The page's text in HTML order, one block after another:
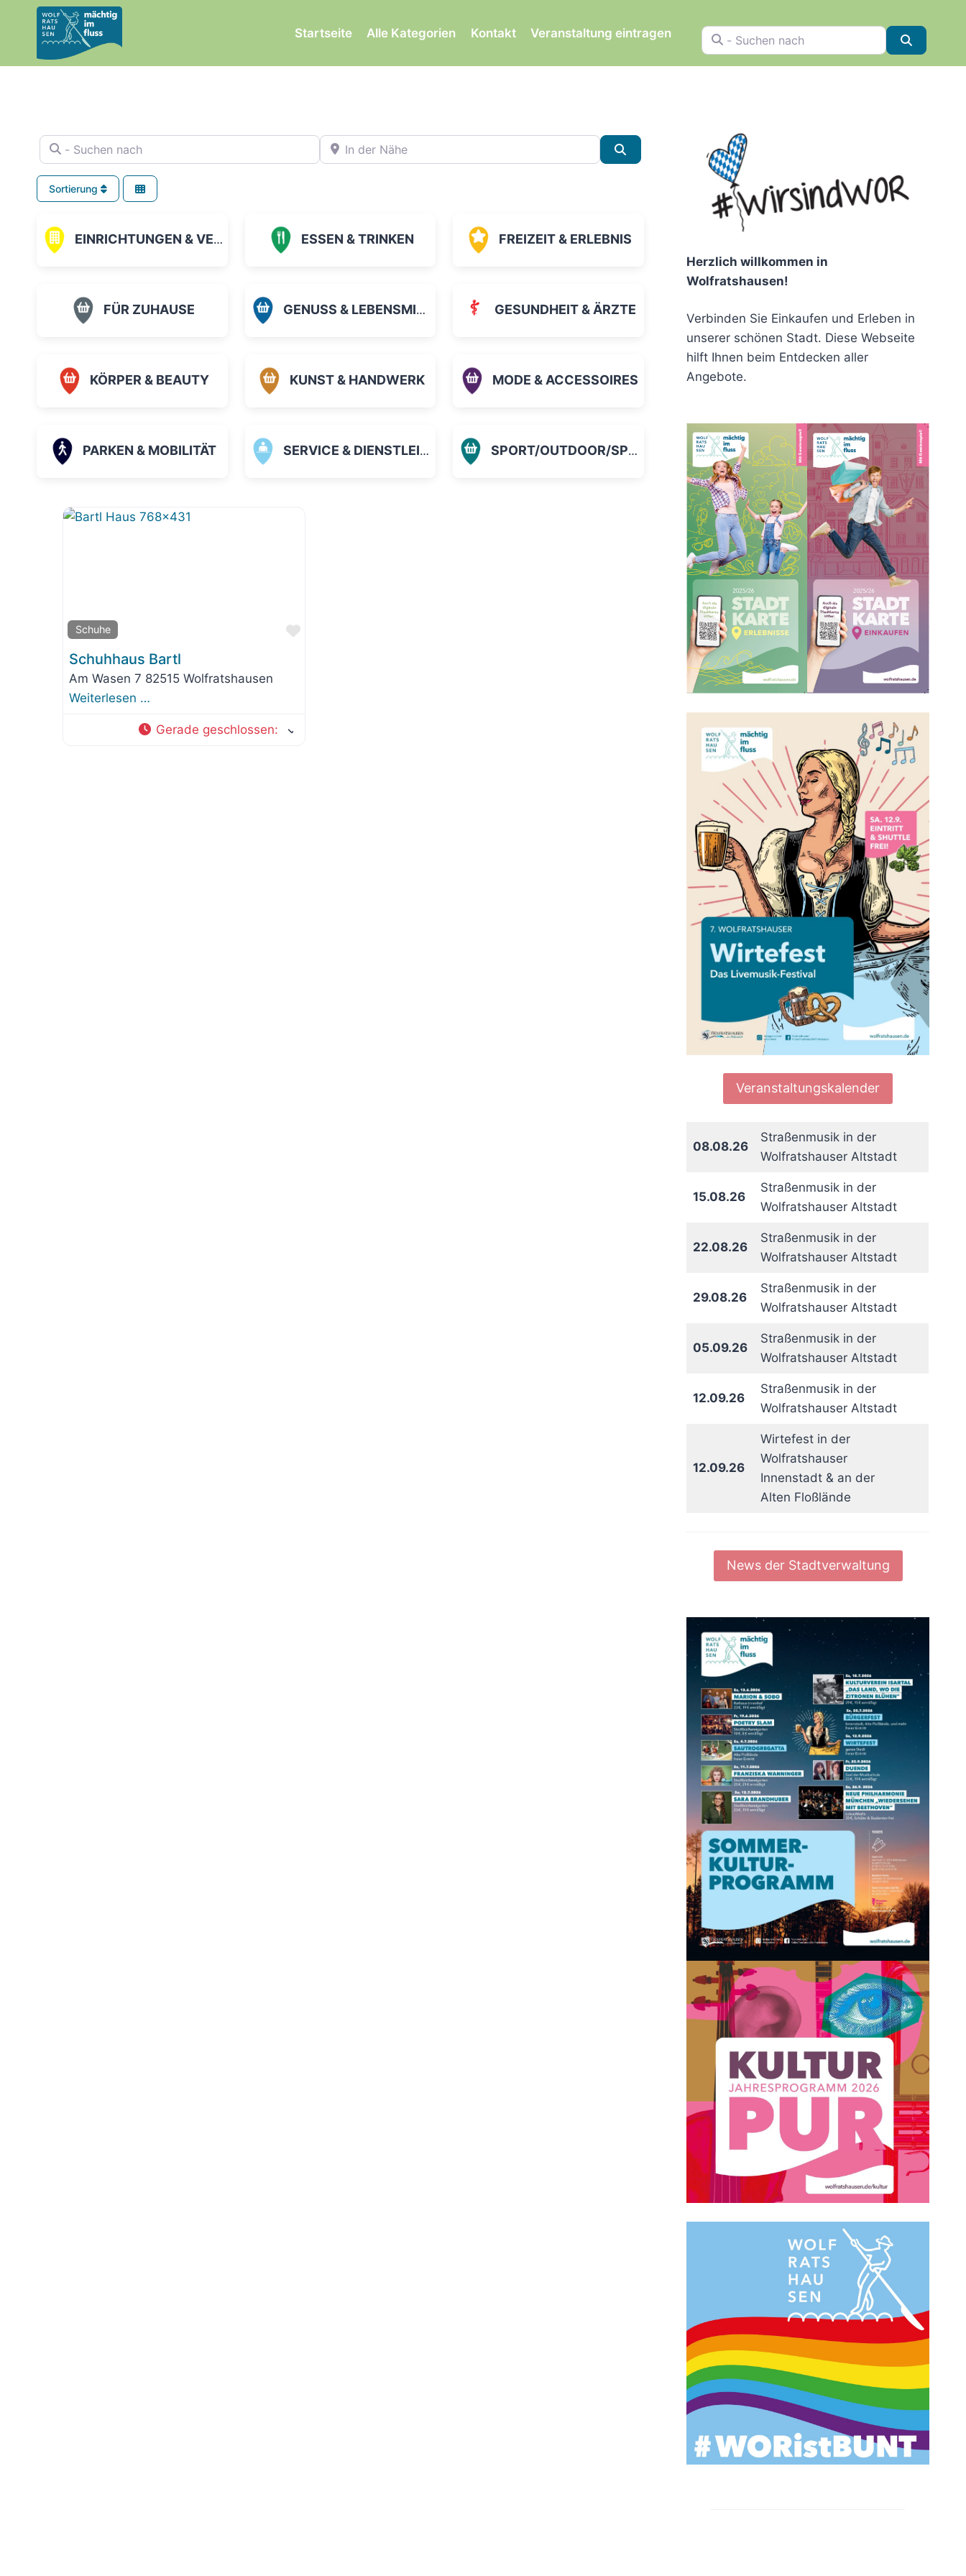
springen
Startseite Alle Kategorien Kontakt Veranstaltung eintragen - Suchen nach
- Suchen nach In der Nähe
Sortierung
EINRICHTUNGEN & VEREINE ESSEN & TRINKEN FREIZEIT & ERLEBNIS
FÜR ZUHAUSE GENUSS & LEBENSMITTEL GESUNDHEIT & ÄRZTE
KÖRPER & BEAUTY KUNST & HANDWERK MODE & ACCESSOIRES
PARKEN & MOBILITÄT SERVICE & DIENSTLEISTUNGEN SPORT/OUTDOOR/SPIELZEUG
Schuhe
Favorit
Schuhhaus Bartl
Am Wasen 7 82515 Wolfratshausen
Weiterlesen …
Gerade geschlossen:
Herzlich willkommen in
Wolfratshausen!
Verbinden Sie Einkaufen und Erleben in
unserer schönen Stadt. Diese Webseite
hilft Ihnen beim Entdecken aller
Angebote.
Veranstaltungskalender
08.08.26
Straßenmusik in der
Wolfratshauser Altstadt
15.08.26
Straßenmusik in der
Wolfratshauser Altstadt
22.08.26
Straßenmusik in der
Wolfratshauser Altstadt
29.08.26
Straßenmusik in der
Wolfratshauser Altstadt
05.09.26
Straßenmusik in der
Wolfratshauser Altstadt
12.09.26
Straßenmusik in der
Wolfratshauser Altstadt
12.09.26
Wirtefest in der
Wolfratshauser
Innenstadt & an der
Alten Floßlände
News der Stadtverwaltung